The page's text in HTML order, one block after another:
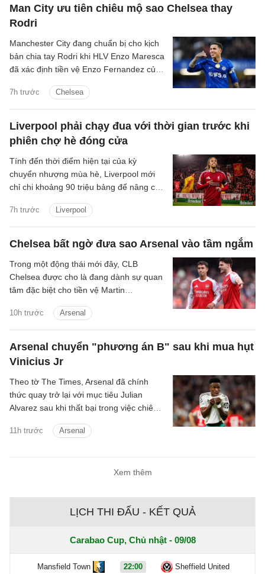
Man City ưu tiên chiêu mộ sao Chelsea thay
Rodri
7h trước Chelsea
Manchester City đang chuẩn bị cho kịch
bản chia tay Rodri khi HLV Enzo Maresca
đã xác định tiền vệ Enzo Fernandez của
ngôi sao người Tây Ban Nha.
Liverpool phải chạy đua với thời gian trước khi
phiên chợ hè đóng cửa
7h trước Liverpool
Tính đến thời điểm hiện tại của kỳ
chuyển nhượng mùa hè, Liverpool mới
chỉ chi khoảng 90 triệu bảng để nâng cấp
Jeremy Jacquet và cầu thủ chạy cánh
Victor Munoz.
Chelsea bất ngờ đưa sao Arsenal vào tầm ngắm
10h trước Arsenal
Trong một động thái mới đây, CLB
Chelsea được cho là đang dành sự quan
tâm đặc biệt cho tiền vệ Martin
Arsenal chuyển "phương án B" sau khi mua hụt
Vinicius Jr
11h trước Arsenal
Theo tờ The Times, Arsenal đã chính
thức quay trở lại với mục tiêu Julian
Alvarez sau khi thất bại trong việc chiêu
Xem thêm
LỊCH THI ĐẤU - KẾT QUẢ
Carabao Cup, Chủ nhật - 09/08
Mansfield Town 22:00 Sheffield United